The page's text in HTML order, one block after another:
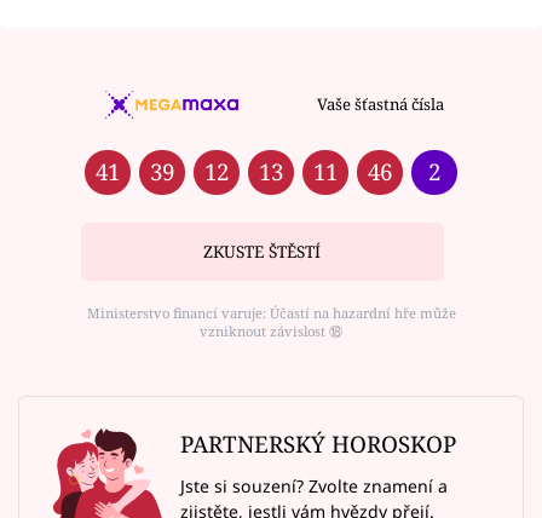
Vaše šťastná čísla
41 39 12 13 11 46 2
ZKUSTE ŠTĚSTÍ
Ministerstvo financí varuje: Účastí na hazardní hře může
vzniknout závislost ⑱
PARTNERSKÝ HOROSKOP
Jste si souzení? Zvolte znamení a
zjistěte, jestli vám hvězdy přejí.